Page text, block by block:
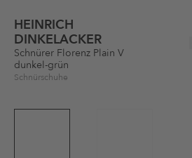
HEINRICH
DINKELACKER
Schnürer Florenz Plain V
dunkel-grün
Schnürschuhe